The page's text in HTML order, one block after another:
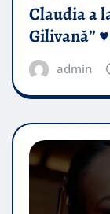
Claudia a
Gilivană”
admin